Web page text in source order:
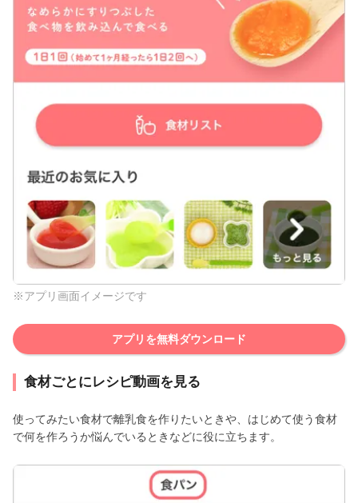
※アプリ画面イメージです
アプリを無料ダウンロード
食材ごとにレシピ動画を見る
使ってみたい食材で離乳食を作りたいときや、はじめて使う食材
で何を作ろうか悩んでいるときなどに役に立ちます。